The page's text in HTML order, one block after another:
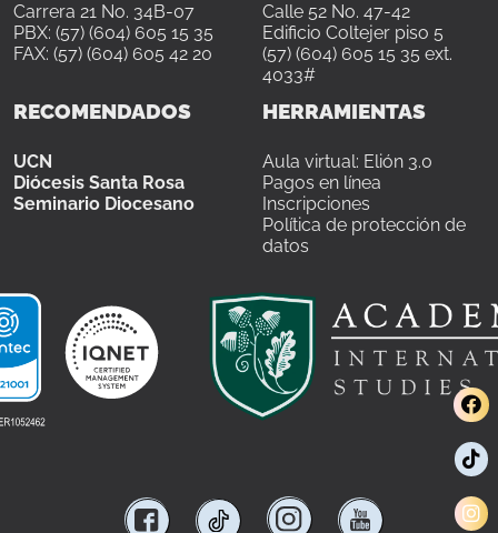
Carrera 21 No. 34B-07
PBX: (57) (604) 605 15 35
FAX: (57) (604) 605 42 20
Calle 52 No. 47-42
Edificio Coltejer piso 5
(57) (604) 605 15 35 ext.
4033#
RECOMENDADOS
UCN
Diócesis Santa Rosa
Seminario Diocesano
HERRAMIENTAS
Aula virtual: Elión 3.0
Pagos en línea
Inscripciones
Política de protección de
datos